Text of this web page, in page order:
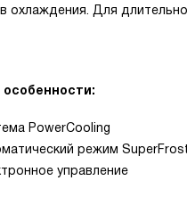
охлаждения. Для
PowerCooling
режим
управление